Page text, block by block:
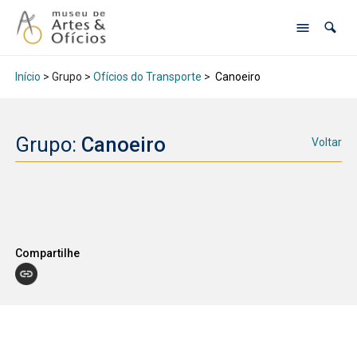
Início > Grupo > Ofícios do Transporte > Canoeiro
Grupo: Canoeiro Voltar
Compartilhe